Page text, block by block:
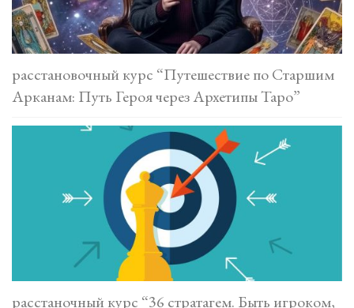
расстановочный курс “Путешествие по Старшим
Арканам: Путь Героя через Архетипы Таро”
расстаночный курс “36 стратагем. Быть игроком,